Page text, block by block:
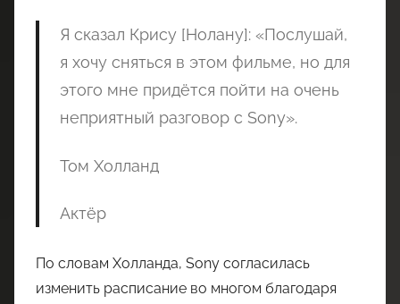
Я сказал Крису [Нолану]: «Послушай,
я хочу сняться в этом фильме, но для
этого мне придётся пойти на очень
неприятный разговор с Sony».
Том Холланд
Актёр
По словам Холланда, Sony согласилась
изменить расписание во многом благодаря